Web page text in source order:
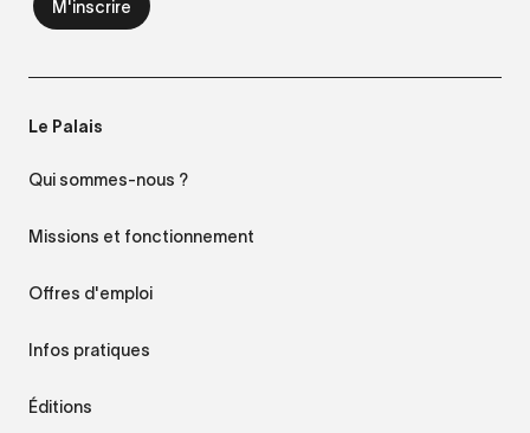
Le Palais
Qui sommes-nous ?
Missions et fonctionnement
Offres d'emploi
Infos pratiques
Éditions